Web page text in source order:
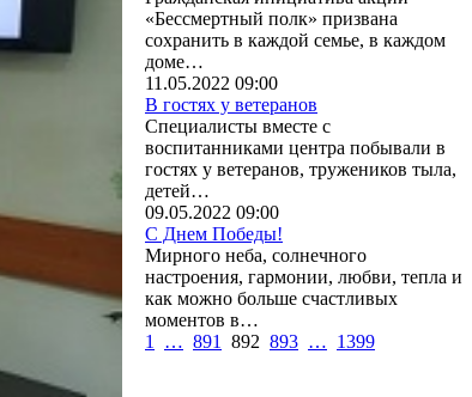
«Бессмертный полк» призвана
сохранить в каждой семье, в каждом
доме…
11.05.2022 09:00
В гостях у ветеранов
Специалисты вместе с
воспитанниками центра побывали в
гостях у ветеранов, тружеников тыла,
детей…
09.05.2022 09:00
С Днем Победы!
Мирного неба, солнечного
настроения, гармонии, любви, тепла и
как можно больше счастливых
моментов в…
1
… 891 892 893 … 1399